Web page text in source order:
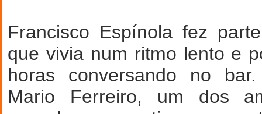
Francisco Espínola fez
que vivia num ritmo lento e
horas conversando no
Mario Ferreiro, um dos